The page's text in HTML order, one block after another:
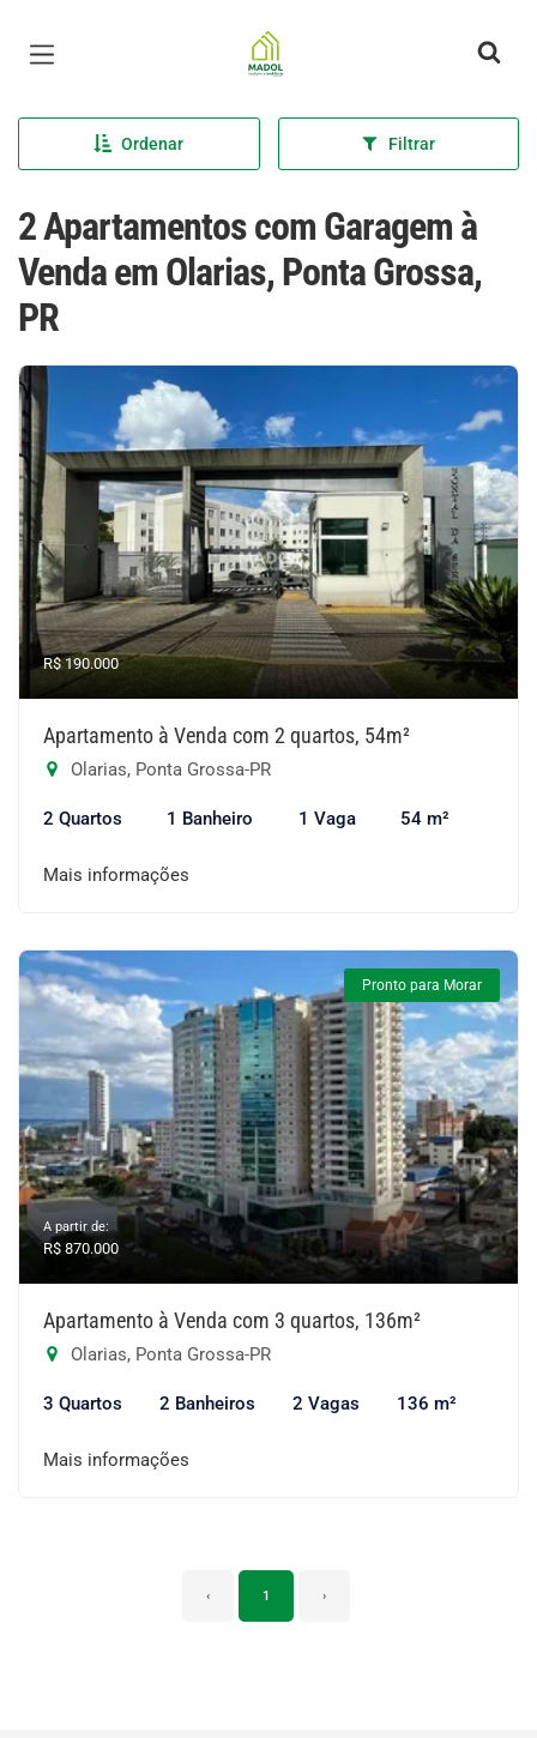
Página inicial
Ordenar Filtrar
2 Apartamentos com Garagem à
Venda em Olarias, Ponta Grossa,
PR
R$ 190.000
Apartamento à Venda com 2 quartos, 54m²
Olarias, Ponta Grossa-PR
2 Quartos 1 Banheiro 1 Vaga 54 m²
Mais informações
Pronto para Morar
A partir de:
R$ 870.000
Apartamento à Venda com 3 quartos, 136m²
Olarias, Ponta Grossa-PR
3 Quartos 2 Banheiros 2 Vagas 136 m²
Mais informações
‹ 1 ›